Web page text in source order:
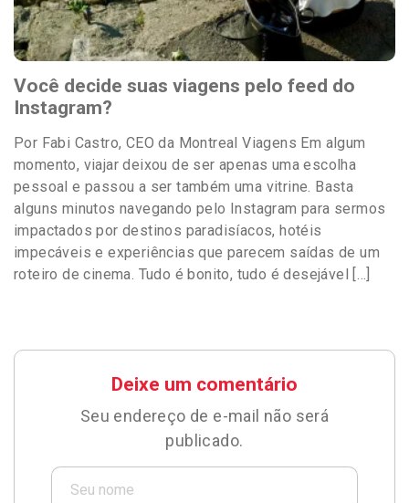
Você decide suas viagens pelo feed do
Instagram?
Por Fabi Castro, CEO da Montreal Viagens Em algum
momento, viajar deixou de ser apenas uma escolha
pessoal e passou a ser também uma vitrine. Basta
alguns minutos navegando pelo Instagram para sermos
impactados por destinos paradisíacos, hotéis
impecáveis e experiências que parecem saídas de um
roteiro de cinema. Tudo é bonito, tudo é desejável […]
Deixe um comentário
Seu endereço de e-mail não será
publicado.